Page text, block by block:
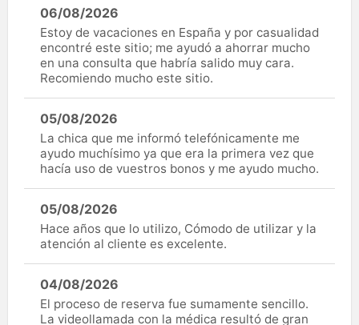
06/08/2026
Estoy de vacaciones en España y por casualidad
encontré este sitio; me ayudó a ahorrar mucho
en una consulta que habría salido muy cara.
Recomiendo mucho este sitio.
05/08/2026
La chica que me informó telefónicamente me
ayudo muchísimo ya que era la primera vez que
hacía uso de vuestros bonos y me ayudo mucho.
05/08/2026
Hace años que lo utilizo, Cómodo de utilizar y la
atención al cliente es excelente.
04/08/2026
El proceso de reserva fue sumamente sencillo.
La videollamada con la médica resultó de gran